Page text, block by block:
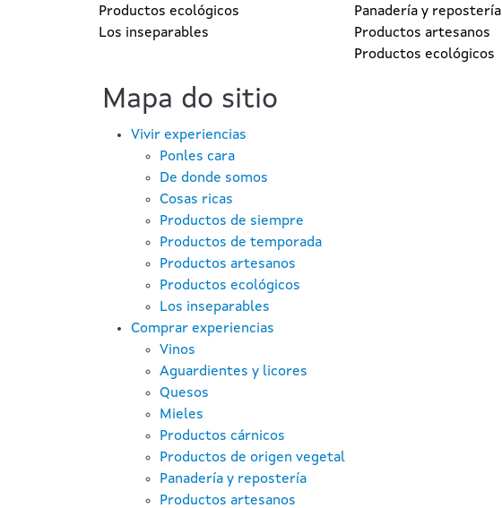
Productos ecológicos
Los inseparables
Panadería y repostería
Productos artesanos
Productos ecológicos
Mapa do sitio
Vivir experiencias
Ponles cara
De donde somos
Cosas ricas
Productos de siempre
Productos de temporada
Productos artesanos
Productos ecológicos
Los inseparables
Comprar experiencias
Vinos
Aguardientes y licores
Quesos
Mieles
Productos cárnicos
Productos de origen vegetal
Panadería y repostería
Productos artesanos